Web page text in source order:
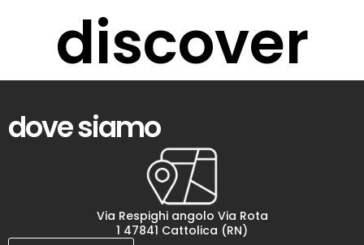
discover
dove siamo
Via Respighi angolo Via Rota
1 47841 Cattolica (RN)